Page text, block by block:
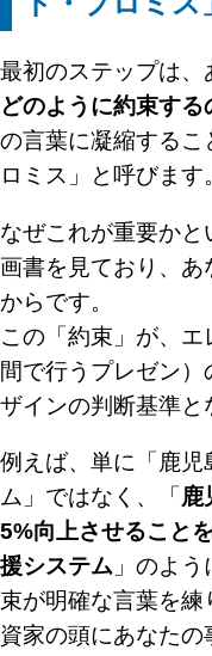
最初のステップは、
どのように約束する
の言葉に凝縮する
ロミス」と呼びます
なぜこれが重要か
画書を見ており、
からです。
この「約束」が、
間で行うプレゼン
ザインの判断基準と
例えば、単に「鹿
ム」ではなく、「 鹿
5%向上させること
援システム 」のよ
束が明確な言葉を
資家の頭にあなた